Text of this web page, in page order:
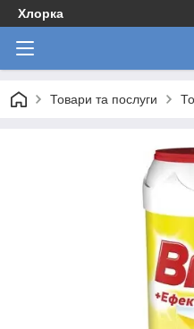
Хлорка
Товари та послуги